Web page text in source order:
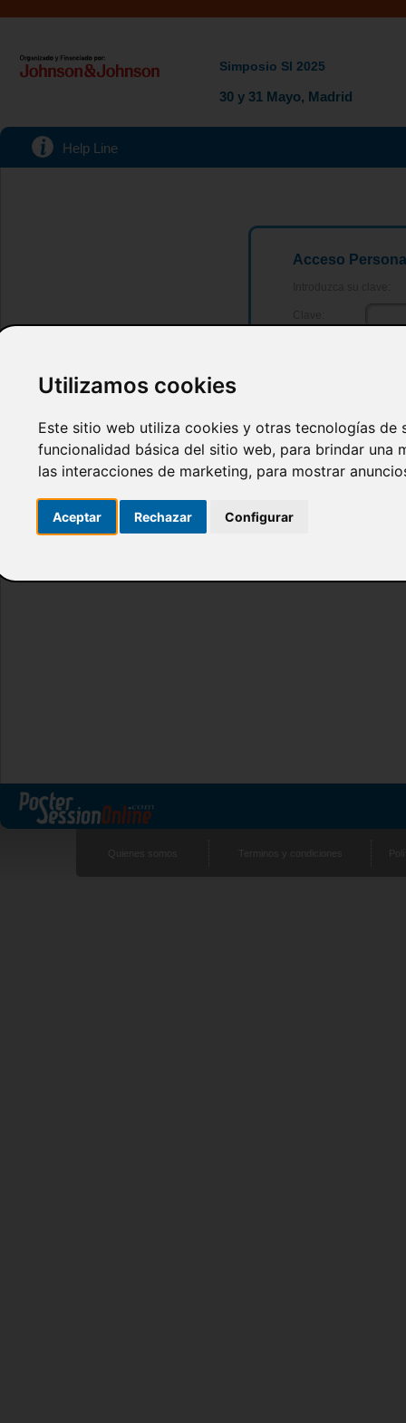
Utilizamos cookies
Este sitio web utiliza cookies y otras tecnologías de
funcionalidad básica del sitio web, para brindar una
las interacciones de marketing, para mostrar
Aceptar Rechazar Configurar
Simposio SI 2025
30 y 31 Mayo, Madrid
Help Line
Acceso